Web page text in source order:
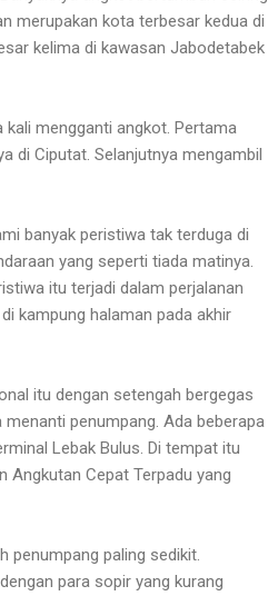
merupakan kota terbesar kedua di
kelima di kawasan Jabodetabek
kali mengganti angkot. Pertama
di Ciputat. Selanjutnya mengambil
banyak peristiwa tak terduga di
yang seperti tiada matinya.
itu terjadi dalam perjalanan
kampung halaman pada akhir
itu dengan setengah bergegas
penumpang. Ada beberapa
Lebak Bulus. Di tempat itu
Angkutan Cepat Terpadu yang
penumpang paling sedikit.
para sopir yang kurang